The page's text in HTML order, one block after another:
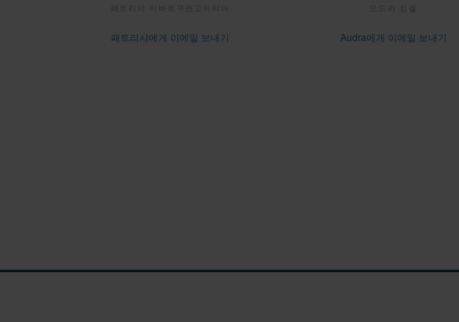
패트리샤 이바르구엔고이티아
패트리샤에게 이메일 보내기 Audra에게 이메일 보내기